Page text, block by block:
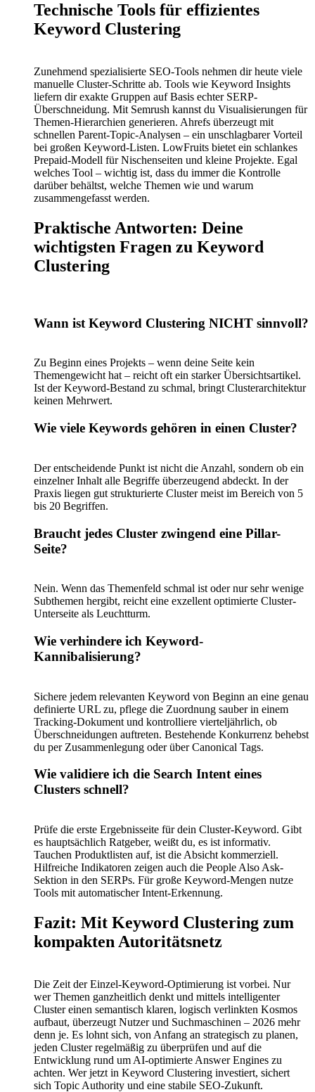
Technische Tools für effizientes
Keyword Clustering
Zunehmend spezialisierte SEO-Tools nehmen dir heute viele
manuelle Cluster-Schritte ab. Tools wie Keyword Insights
liefern dir exakte Gruppen auf Basis echter SERP-
Überschneidung. Mit Semrush kannst du Visualisierungen für
Themen-Hierarchien generieren. Ahrefs überzeugt mit
schnellen Parent-Topic-Analysen – ein unschlagbarer Vorteil
bei großen Keyword-Listen. LowFruits bietet ein schlankes
Prepaid-Modell für Nischenseiten und kleine Projekte. Egal
welches Tool – wichtig ist, dass du immer die Kontrolle
darüber behältst, welche Themen wie und warum
zusammengefasst werden.
Praktische Antworten: Deine
wichtigsten Fragen zu Keyword
Clustering
Wann ist Keyword Clustering NICHT sinnvoll?
Zu Beginn eines Projekts – wenn deine Seite kein
Themengewicht hat – reicht oft ein starker Übersichtsartikel.
Ist der Keyword-Bestand zu schmal, bringt Clusterarchitektur
keinen Mehrwert.
Wie viele Keywords gehören in einen Cluster?
Der entscheidende Punkt ist nicht die Anzahl, sondern ob ein
einzelner Inhalt alle Begriffe überzeugend abdeckt. In der
Praxis liegen gut strukturierte Cluster meist im Bereich von 5
bis 20 Begriffen.
Braucht jedes Cluster zwingend eine Pillar-
Seite?
Nein. Wenn das Themenfeld schmal ist oder nur sehr wenige
Subthemen hergibt, reicht eine exzellent optimierte Cluster-
Unterseite als Leuchtturm.
Wie verhindere ich Keyword-
Kannibalisierung?
Sichere jedem relevanten Keyword von Beginn an eine genau
definierte URL zu, pflege die Zuordnung sauber in einem
Tracking-Dokument und kontrolliere vierteljährlich, ob
Überschneidungen auftreten. Bestehende Konkurrenz behebst
du per Zusammenlegung oder über Canonical Tags.
Wie validiere ich die Search Intent eines
Clusters schnell?
Prüfe die erste Ergebnisseite für dein Cluster-Keyword. Gibt
es hauptsächlich Ratgeber, weißt du, es ist informativ.
Tauchen Produktlisten auf, ist die Absicht kommerziell.
Hilfreiche Indikatoren zeigen auch die People Also Ask-
Sektion in den SERPs. Für große Keyword-Mengen nutze
Tools mit automatischer Intent-Erkennung.
Fazit: Mit Keyword Clustering zum
kompakten Autoritätsnetz
Die Zeit der Einzel-Keyword-Optimierung ist vorbei. Nur
wer Themen ganzheitlich denkt und mittels intelligenter
Cluster einen semantisch klaren, logisch verlinkten Kosmos
aufbaut, überzeugt Nutzer und Suchmaschinen – 2026 mehr
denn je. Es lohnt sich, von Anfang an strategisch zu planen,
jeden Cluster regelmäßig zu überprüfen und auf die
Entwicklung rund um AI-optimierte Answer Engines zu
achten. Wer jetzt in Keyword Clustering investiert, sichert
sich Topic Authority und eine stabile SEO-Zukunft.